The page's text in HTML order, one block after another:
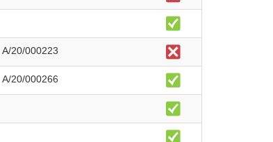
A/20/000223
A/20/000266